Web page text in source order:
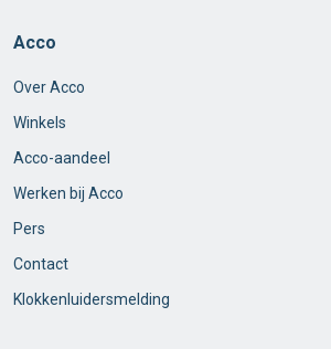
Acco
Over Acco
Winkels
Acco-aandeel
Werken bij Acco
Pers
Contact
Klokkenluidersmelding